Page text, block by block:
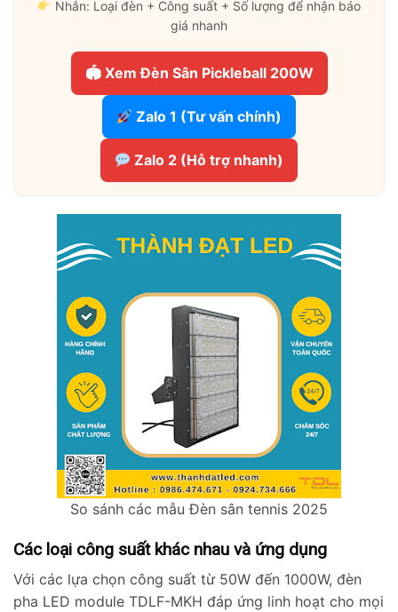
Nhắn: Loại đèn + Công suất + Số lượng để nhận báo
giá nhanh
🏟 Xem Đèn Sân Pickleball 200W
Zalo 1 (Tư vấn chính)
Zalo 2 (Hỗ trợ nhanh)
So sánh các mẫu Đèn sân tennis 2025
Các loại công suất khác nhau và ứng dụng
Với các lựa chọn công suất từ 50W đến 1000W, đèn
pha LED module TDLF-MKH đáp ứng linh hoạt cho mọi